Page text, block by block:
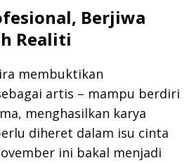
Berjiwa
Realiti
membuktikan
artis – mampu berdiri
menghasilkan karya
diheret dalam isu cinta
ini bakal menjadi